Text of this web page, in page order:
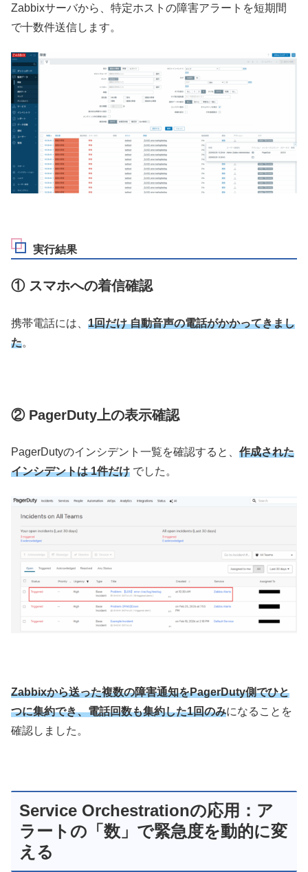
Zabbixサーバから、特定ホストの障害アラートを短期間
で十数件送信します。
実行結果
① スマホへの着信確認
携帯電話には、 1回だけ 自動音声の電話がかかってきまし
た。
② PagerDuty上の表示確認
PagerDutyのインシデント一覧を確認すると、 作成された
インシデントは 1件だけ でした。
Zabbixから送った複数の障害通知をPagerDuty側でひと
つに集約でき、電話回数も集約した1回のみになることを
確認しました。
Service Orchestrationの応用：ア
ラートの「数」で緊急度を動的に変
える